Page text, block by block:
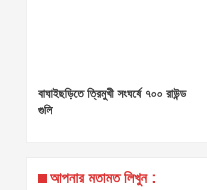
বাঘাইছড়িতে ত্রিমুখী সংঘর্ষে ৭০০ রাউন্ড
গুলি
আপনার মতামত লিখুন :